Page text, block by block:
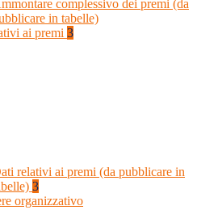
complessivo dei premi (da
in tabelle)
ai premi 3
relativi ai premi (da pubblicare in
3
organizzativo